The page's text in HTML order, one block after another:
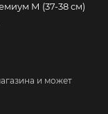
М (37-38 см)
и может